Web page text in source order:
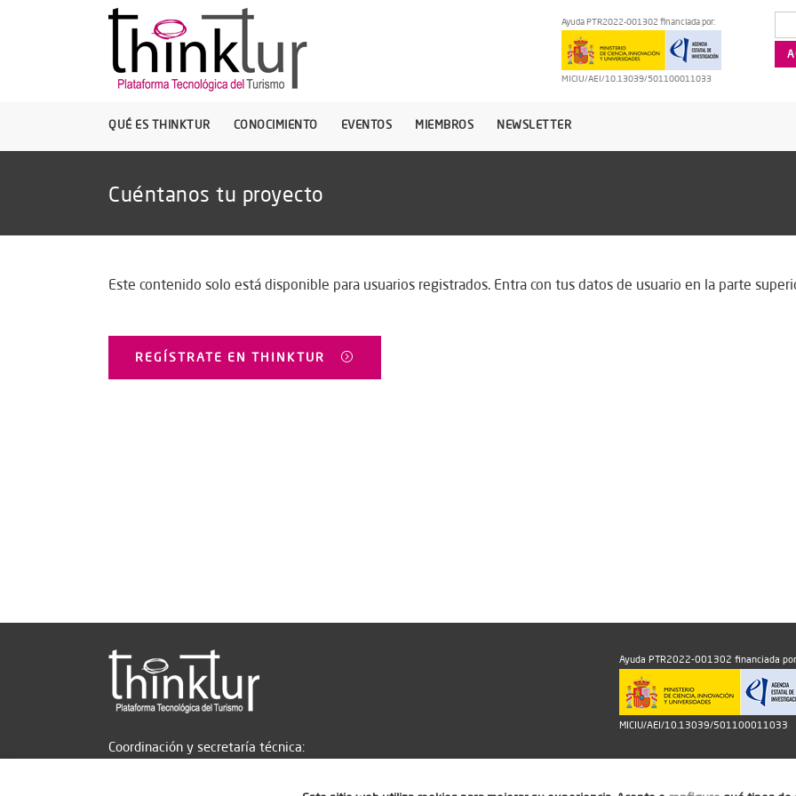
Ayuda PTR2022-001302 financiada por:
MICIU/AEI/10.13039/501100011033
QUÉ ES THINKTUR CONOCIMIENTO EVENTOS MIEMBROS NEWSLETTER
Cuéntanos tu proyecto
Este contenido solo está disponible para usuarios registrados. Entra con tus datos de usuario en la parte
REGÍSTRATE EN THINKTUR
Coordinación y secretaría técnica:
Ayuda PTR2022-001302 financiada
MICIU/AEI/10.13039/501100011033